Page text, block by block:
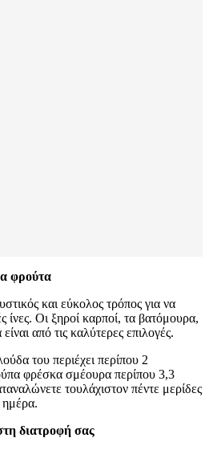
φρούτα
και εύκολος τρόπος για να
ίνες. Οι ξηροί καρποί, τα βατόμουρα,
από τις καλύτερες επιλογές.
του περιέχει περίπου 2
φρέσκα σμέουρα περίπου 3,3
τουλάχιστον πέντε μερίδες
ημέρα.
διατροφή σας